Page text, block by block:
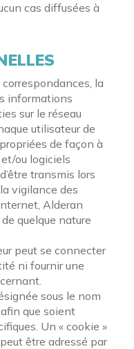
cas diffusées à
la
informations
sur le réseau
utilisateur de
de façon à
ou logiciels
transmis lors
vigilance des
Alderan
quelque nature
peut se connecter
ni fournir une
sous le nom
que soient
Un « cookie »
être adressé par